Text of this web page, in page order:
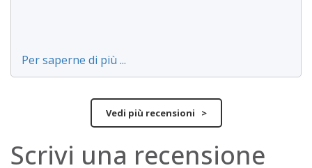
Per saperne di più ...
Vedi più recensioni >
Scrivi una recensione